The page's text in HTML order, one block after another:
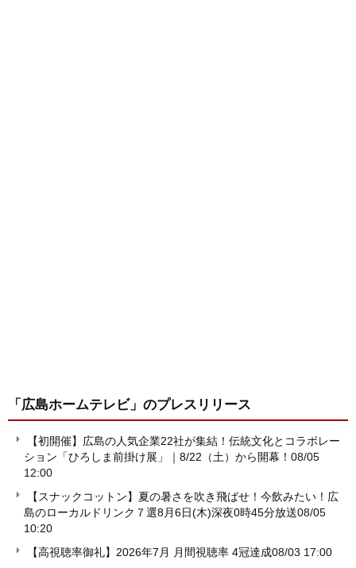
「広島ホームテレビ」 のプレスリリース
【初開催】広島の人気企業22社が集結！伝統文化とコラボレー
ション「ひろしま前掛け展」｜8/22（土）から開幕！ 08/05
12:00
【スナックコットン】夏の暑さを吹き飛ばせ！今飲みたい！広
島のローカルドリンク７選8月6日(木)深夜0時45分放送08/05
10:20
【高視聴率御礼】2026年7月 月間視聴率 4冠達成08/03 17:00